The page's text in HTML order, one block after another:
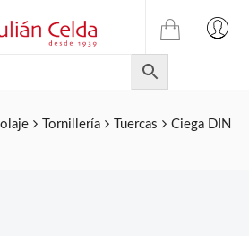
TIENDA
ONLINE
DE
JULIAN
CELDA
Tornillería Tuercas
Ciega DIN